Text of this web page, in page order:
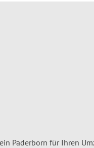
Paderborn für Ihren